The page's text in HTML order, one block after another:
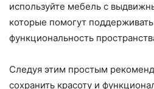
используйте мебель с
которые помогут
функциональность
Следуя этим простым
сохранить красоту и